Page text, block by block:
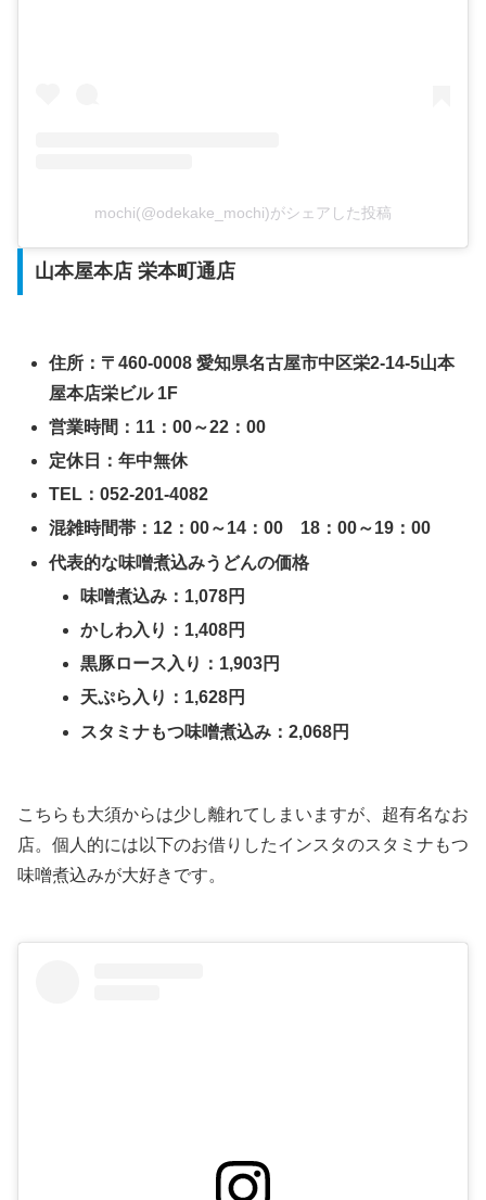
mochi(@odekake_mochi)がシェアした投稿
山本屋本店 栄本町通店
住所：〒460-0008 愛知県名古屋市中区栄2-14-5山本
屋本店栄ビル 1F
営業時間：11：00～22：00
定休日：年中無休
TEL：052-201-4082
混雑時間帯：12：00～14：00 18：00～19：00
代表的な味噌煮込みうどんの価格
味噌煮込み：1,078円
かしわ入り：1,408円
黒豚ロース入り：1,903円
天ぷら入り：1,628円
スタミナもつ味噌煮込み：2,068円
こちらも大須からは少し離れてしまいますが、超有名なお
店。個人的には以下のお借りしたインスタのスタミナもつ
味噌煮込みが大好きです。